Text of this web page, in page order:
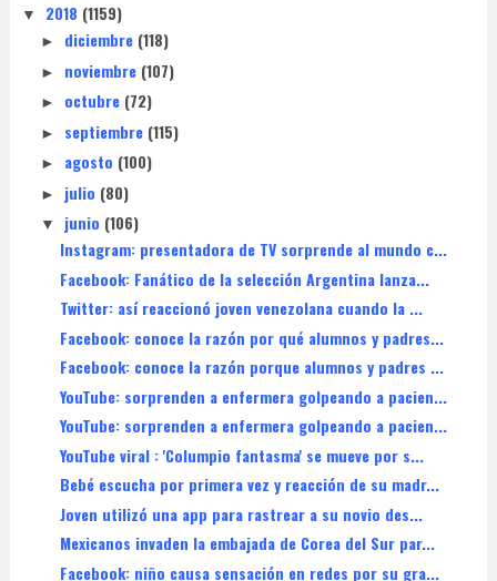
▼ 2018 (1159)
► diciembre (118)
► noviembre (107)
► octubre (72)
► septiembre (115)
► agosto (100)
► julio (80)
▼ junio (106)
Instagram: presentadora de TV sorprende al mundo c...
Facebook: Fanático de la selección Argentina lanza...
Twitter: así reaccionó joven venezolana cuando la ...
Facebook: conoce la razón por qué alumnos y padres...
Facebook: conoce la razón porque alumnos y padres ...
YouTube: sorprenden a enfermera golpeando a pacien...
YouTube: sorprenden a enfermera golpeando a pacien...
YouTube viral : 'Columpio fantasma' se mueve por s...
Bebé escucha por primera vez y reacción de su madr...
Joven utilizó una app para rastrear a su novio des...
Mexicanos invaden la embajada de Corea del Sur par...
Facebook: niño causa sensación en redes por su gra...